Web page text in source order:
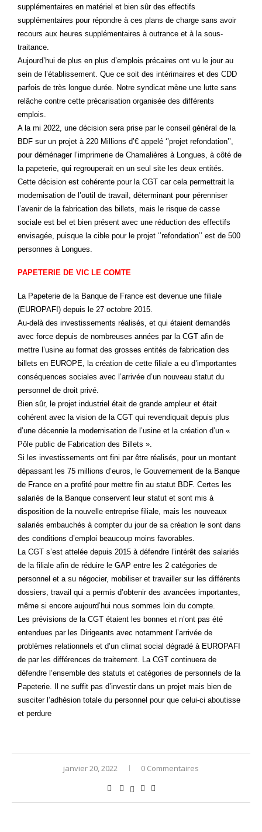
supplémentaires en matériel et bien sûr des effectifs
supplémentaires pour répondre à ces plans de charge sans avoir
recours aux heures supplémentaires à outrance et à la sous-
traitance.
Aujourd’hui de plus en plus d’emplois précaires ont vu le jour au
sein de l’établissement. Que ce soit des intérimaires et des CDD
parfois de très longue durée. Notre syndicat mène une lutte sans
relâche contre cette précarisation organisée des différents
emplois.
A la mi 2022, une décision sera prise par le conseil général de la
BDF sur un projet à 220 Millions d’€ appelé ‘’projet refondation’’,
pour déménager l’imprimerie de Chamalières à Longues, à côté de
la papeterie, qui regrouperait en un seul site les deux entités.
Cette décision est cohérente pour la CGT car cela permettrait la
modernisation de l’outil de travail, déterminant pour pérenniser
l’avenir de la fabrication des billets, mais le risque de casse
sociale est bel et bien présent avec une réduction des effectifs
envisagée, puisque la cible pour le projet ‘’refondation’’ est de 500
personnes à Longues.
PAPETERIE DE VIC LE COMTE
La Papeterie de la Banque de France est devenue une filiale
(EUROPAFI) depuis le 27 octobre 2015.
Au-delà des investissements réalisés, et qui étaient demandés
avec force depuis de nombreuses années par la CGT afin de
mettre l’usine au format des grosses entités de fabrication des
billets en EUROPE, la création de cette filiale a eu d’importantes
conséquences sociales avec l’arrivée d’un nouveau statut du
personnel de droit privé.
Bien sûr, le projet industriel était de grande ampleur et était
cohérent avec la vision de la CGT qui revendiquait depuis plus
d’une décennie la modernisation de l’usine et la création d’un «
Pôle public de Fabrication des Billets ».
Si les investissements ont fini par être réalisés, pour un montant
dépassant les 75 millions d’euros, le Gouvernement de la Banque
de France en a profité pour mettre fin au statut BDF. Certes les
salariés de la Banque conservent leur statut et sont mis à
disposition de la nouvelle entreprise filiale, mais les nouveaux
salariés embauchés à compter du jour de sa création le sont dans
des conditions d’emploi beaucoup moins favorables.
La CGT s’est attelée depuis 2015 à défendre l’intérêt des salariés
de la filiale afin de réduire le GAP entre les 2 catégories de
personnel et a su négocier, mobiliser et travailler sur les différents
dossiers, travail qui a permis d’obtenir des avancées importantes,
même si encore aujourd’hui nous sommes loin du compte.
Les prévisions de la CGT étaient les bonnes et n’ont pas été
entendues par les Dirigeants avec notamment l’arrivée de
problèmes relationnels et d’un climat social dégradé à EUROPAFI
de par les différences de traitement. La CGT continuera de
défendre l’ensemble des statuts et catégories de personnels de la
Papeterie. Il ne suffit pas d’investir dans un projet mais bien de
susciter l’adhésion totale du personnel pour que celui-ci aboutisse
et perdure
janvier 20, 2022 0 Commentaires